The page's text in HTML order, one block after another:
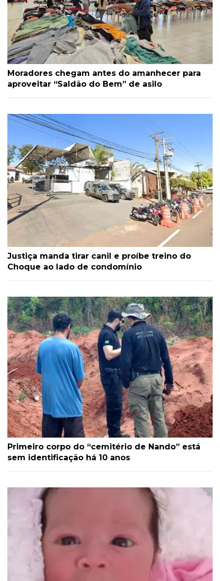
Moradores chegam antes do amanhecer para
aproveitar “Saldão do Bem” de asilo
Justiça manda tirar canil e proíbe treino do
Choque ao lado de condomínio
Primeiro corpo do “cemitério de Nando” está
sem identificação há 10 anos